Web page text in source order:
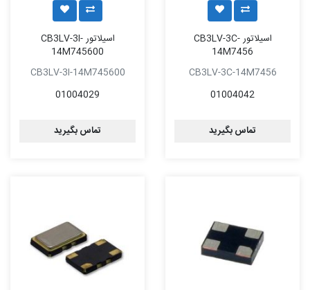
اسیلاتور CB3LV-3C-
14M7456
CB3LV-3C-14M7456
01004042
تماس بگیرید
اسیلاتور CB3LV-3I-
14M745600
CB3LV-3I-14M745600
01004029
تماس بگیرید